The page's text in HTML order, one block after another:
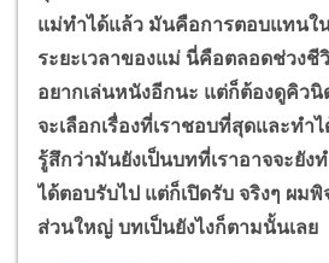
แม่ทำได้แล้ว มันคือการตอบแทนใ
ระยะเวลาของแม่ นี่คือตลอดช่วงชี
อยากเล่นหนังอีกนะ แต่ก็ต้องดูคิวนิ
จะเลือกเรื่องที่เราชอบที่สุดและทำ
รู้สึกว่ามันยังเป็นบทที่เราอาจจะยัง
ได้ตอบรับไป แต่ก็เปิดรับ จริงๆ ผม
ส่วนใหญ่ บทเป็นยังไงก็ตามนั้นเลย